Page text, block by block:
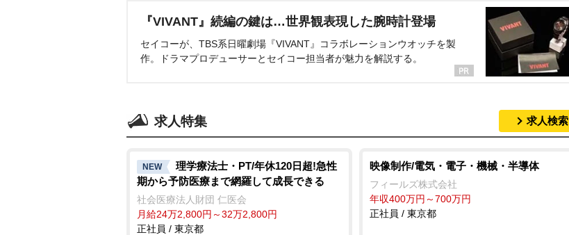
『VIVANT』続編の鍵は…世界観表現した腕時計登場
セイコーが、TBS系日曜劇場『VIVANT』コラボレーションウオッチを製
作。ドラマプロデューサーとセイコー担当者が魅力を解説する。
求人特集 求人検索
NEW
理学療法士・PT/年休120日超!急性
期から予防医療まで網羅して成長できる
社会医療法人財団 仁医会
月給24万2,800円～32万2,800円
正社員 / 東京都
映像制作/電気・電子・機械・半導体
フィールズ株式会社
年収400万円～700万円
正社員 / 東京都